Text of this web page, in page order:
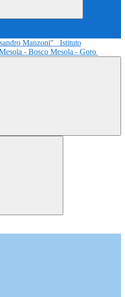
Istituto
- Bosco Mesola - Goro